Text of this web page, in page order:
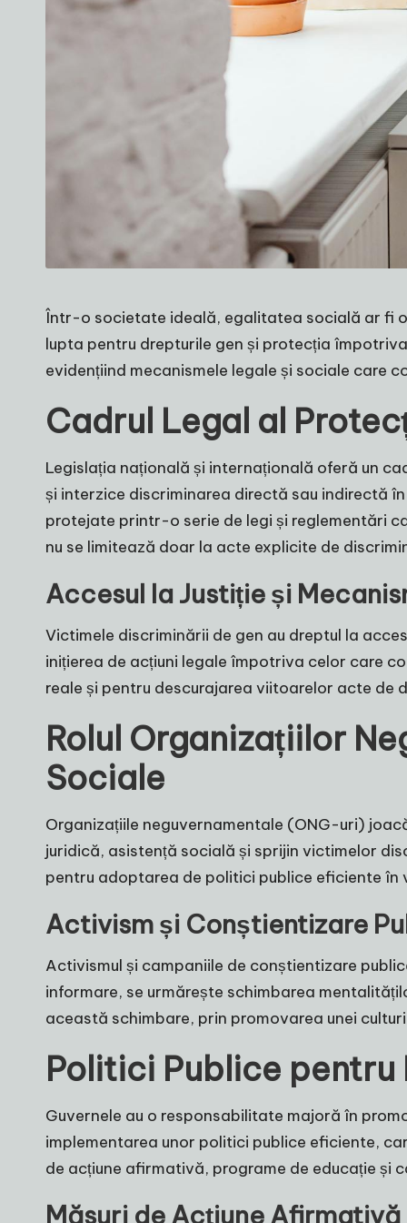
Într-o societate ideală, egalitatea socială ar fi
lupta pentru drepturile gen și protecția
evidențiind mecanismele legale și sociale care
Cadrul Legal al
Legislația națională și internațională oferă un
și interzice discriminarea directă sau indirectă
protejate printr-o serie de legi și reglementări
nu se limitează doar la acte explicite de
Accesul la Justiție și
Victimele discriminării de gen au dreptul la
inițierea de acțiuni legale împotriva celor care
reale și pentru descurajarea viitoarelor acte de
Rolul Organizațiilor
Sociale
Organizațiile neguvernamentale (ONG-uri)
juridică, asistență socială și sprijin victimelor
pentru adoptarea de politici publice eficiente
Activism și Conștientizare
Activismul și campaniile de conștientizare
informare, se urmărește schimbarea
această schimbare, prin promovarea unei
Politici Publice
Guvernele au o responsabilitate majoră în
implementarea unor politici publice eficiente,
de acțiune afirmativă, programe de educație și
Măsuri de Acțiune Afirmativă